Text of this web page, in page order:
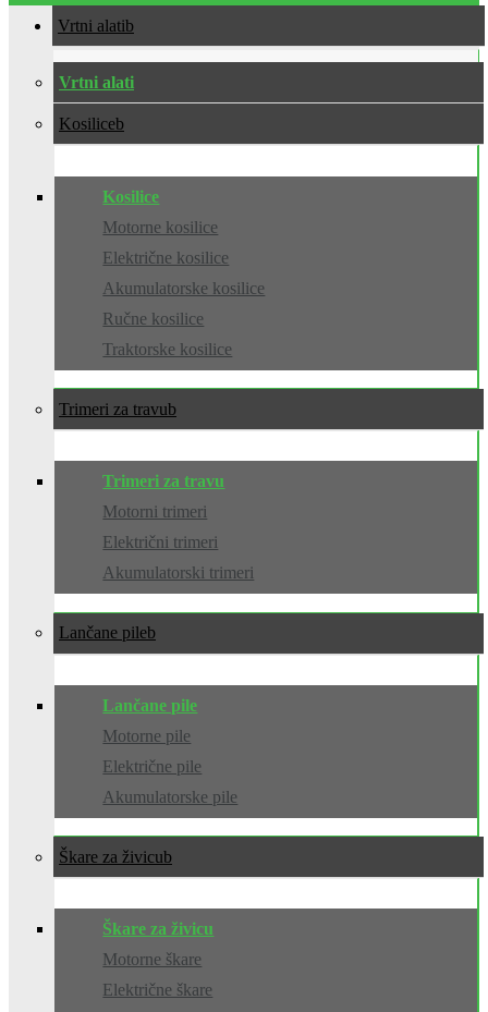
Vrtni alati
Vrtni alati
Kosilice
Kosilice
Motorne kosilice
Električne kosilice
Akumulatorske kosilice
Ručne kosilice
Traktorske kosilice
Trimeri za travu
Trimeri za travu
Motorni trimeri
Električni trimeri
Akumulatorski trimeri
Lančane pile
Lančane pile
Motorne pile
Električne pile
Akumulatorske pile
Škare za živicu
Škare za živicu
Motorne škare
Električne škare